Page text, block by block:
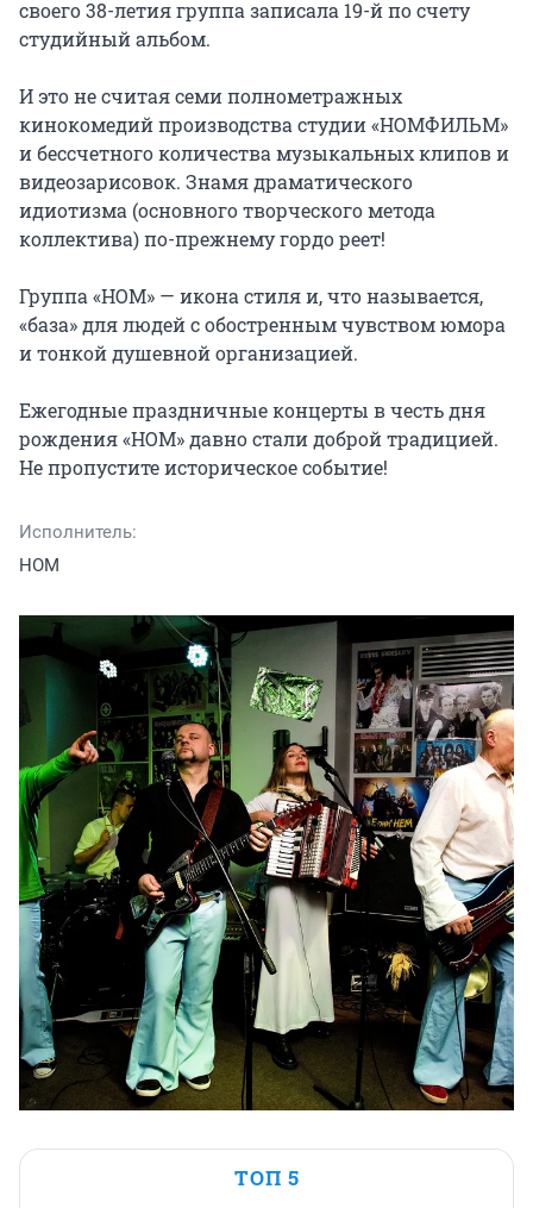
своего 38-летия группа записала 19-й по счету
студийный альбом.
И это не считая семи полнометражных
кинокомедий производства студии «НОМФИЛЬМ»
и бессчетного количества музыкальных клипов и
видеозарисовок. Знамя драматического
идиотизма (основного творческого метода
коллектива) по-прежнему гордо реет!
Группа «НОМ» — икона стиля и, что называется,
«база» для людей с обостренным чувством юмора
и тонкой душевной организацией.
Ежегодные праздничные концерты в честь дня
рождения «НОМ» давно стали доброй традицией.
Не пропустите историческое событие!
Исполнитель:
НОМ
ТОП 5